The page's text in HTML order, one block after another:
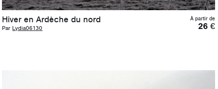
Hiver en Ardèche du nord
Par Lydia06130
À partir de
26€